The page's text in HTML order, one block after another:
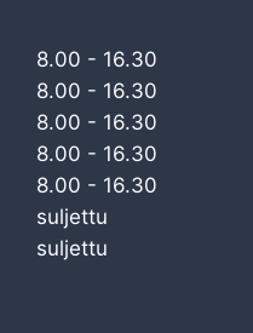
8.00 - 16.30
8.00 - 16.30
8.00 - 16.30
8.00 - 16.30
8.00 - 16.30
suljettu
suljettu